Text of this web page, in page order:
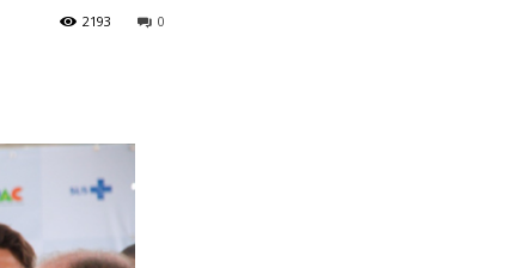
0
2193